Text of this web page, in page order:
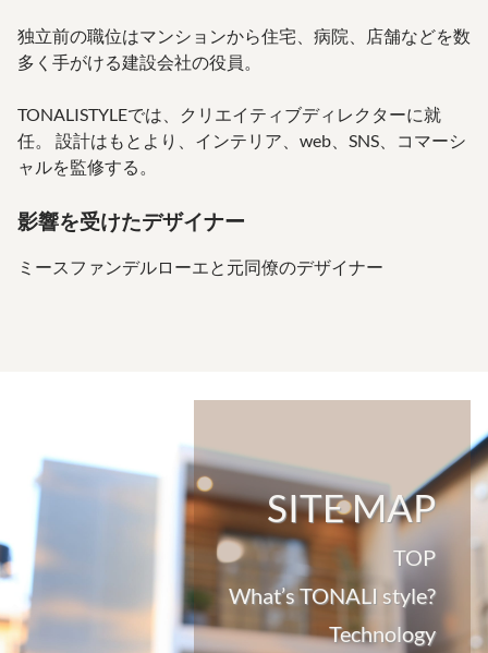
独立前の職位はマンションから住宅、病院、店舗などを数
多く手がける建設会社の役員。
TONALISTYLEでは、クリエイティブディレクターに就
任。
設計はもとより、インテリア、web、SNS、コマーシ
ャルを監修する。
影響を受けたデザイナー
ミースファンデルローエと元同僚のデザイナー
SITE MAP
TOP
What’s TONALI style?
Technology